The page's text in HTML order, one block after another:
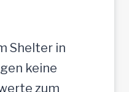
Shelter in
keine
zum